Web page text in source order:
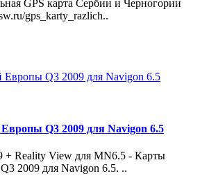
GPS карта Сербии и Черногории
gps_karty_razlich..
Q3 2009 для Navigon 6.5
+ Reality View для МN6.5 - Карты
2009 для Navigon 6.5. ..